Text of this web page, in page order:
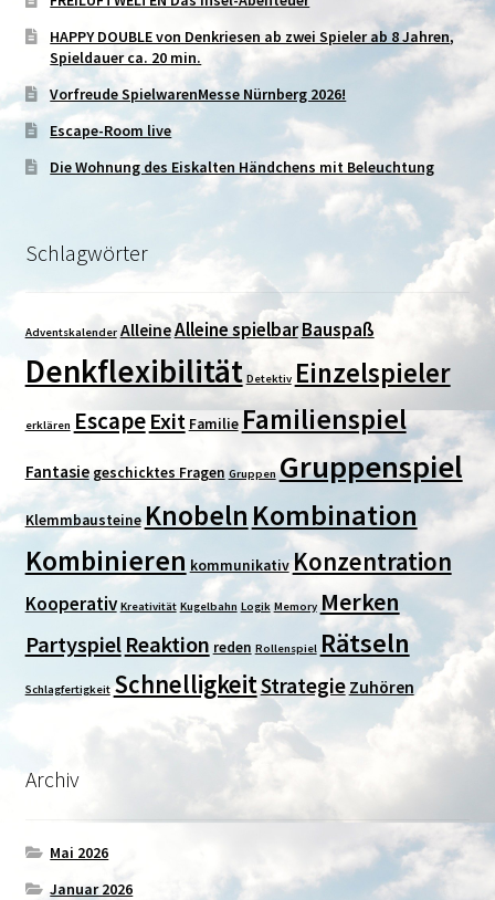
HAPPY DOUBLE von Denkriesen ab zwei Spieler ab 8 Jahren,
Spieldauer ca. 20 min.
Vorfreude SpielwarenMesse Nürnberg 2026!
Escape-Room live
Die Wohnung des Eiskalten Händchens mit Beleuchtung
Schlagwörter
Adventskalender AlleineAlleine spielbarBauspaß
Denkflexibilität Detektiv Einzelspieler
erklären Escape Exit Familie Familienspiel
Fantasiegeschicktes Fragen Gruppen Gruppenspiel
KlemmbausteineKnobeln Kombination
Kombinieren kommunikativKonzentration
Kooperativ Kreativität Kugelbahn Logik Memory Merken
Partyspiel Reaktion reden Rollenspiel Rätseln
Schlagfertigkeit SchnelligkeitStrategie Zuhören
Archiv
Mai 2026
Januar 2026